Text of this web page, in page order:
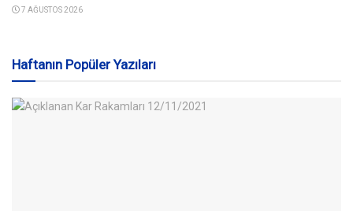
7 AĞUSTOS 2026
Haftanın Popüler Yazıları